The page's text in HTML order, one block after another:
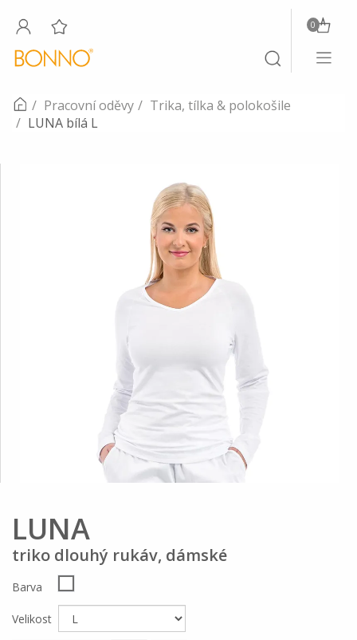
Toggle
search
0
Toggle
Pracovní oděvy
Trika, tílka & polokošile
LUNA bílá L
LUNA
triko dlouhý rukáv, dámské
Barva
Velikost